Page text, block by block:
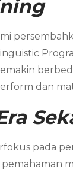
dan
pada